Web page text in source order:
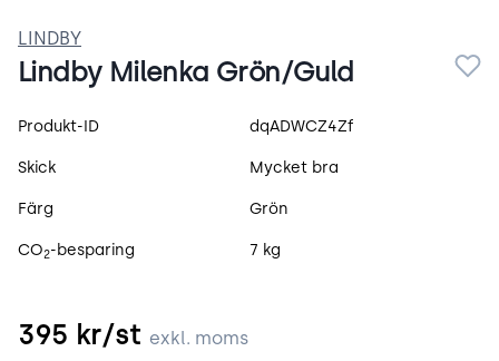
LINDBY
Lindby Milenka Grön/Guld
Produktspecifikation
Produkt-ID dqADWCZ4Zf
Skick Mycket bra
Färg Grön
CO2-besparing 7 kg
395 kr/st exkl. moms